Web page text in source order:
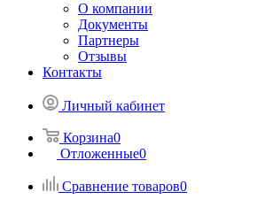
О компании
Документы
Партнеры
Отзывы
Контакты
Личный кабинет
Корзина0
Отложенные0
Сравнение товаров0